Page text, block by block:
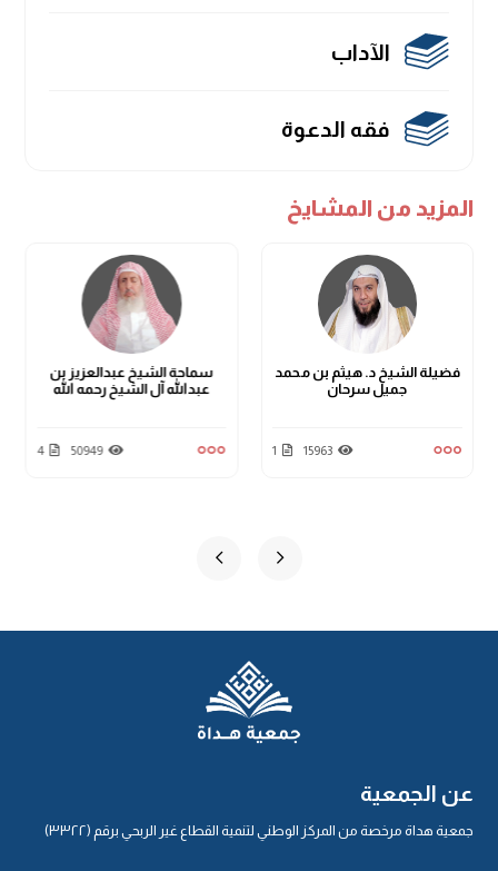
الآداب
فقه الدعوة
المزيد من المشايخ
فضيلة الشيخ د. هيثم بن محمد
جميل سرحان
15963
1
سماحة الشيخ عبدالعزيز بن
عبدالله آل الشيخ رحمه الله
50949
4
عن الجمعية
جمعية هداة مرخصة من المركز الوطني لتنمية القطاع غير الربحي برقم (٣٣٢٢)